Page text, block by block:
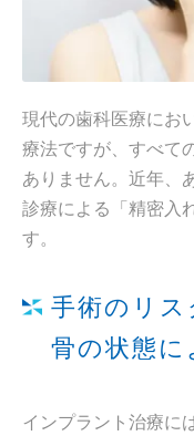
現代の歯科医療にお
療法ですが、すべて
ありません。近年、
診療による「精密入
す。
手術のリス
骨の状態に
インプラント治療に